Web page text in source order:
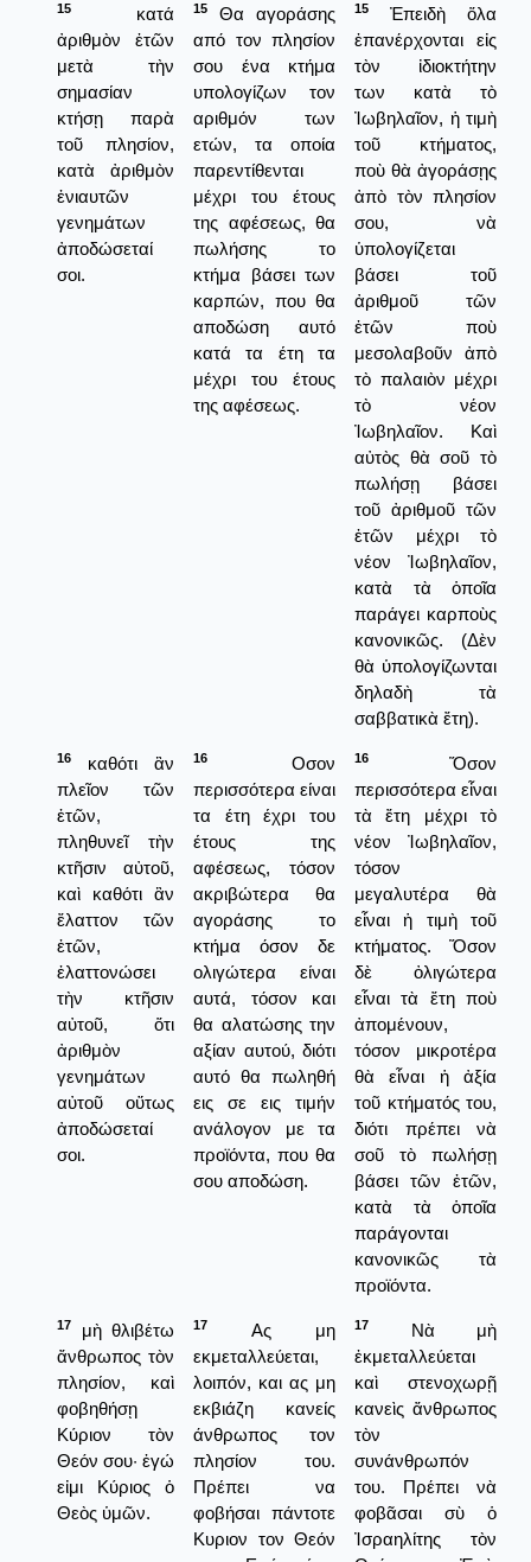
15
κατά
ἀριθμὸν ἐτῶν
μετὰ τὴν
σημασίαν
κτήσῃ παρὰ
τοῦ πλησίον,
κατὰ ἀριθμὸν
ἐνιαυτῶν
γενημάτων
ἀποδώσεταί
σοι.
15
Θα αγοράσης
από τον πλησίον
σου ένα κτήμα
υπολογίζων τον
αριθμόν των
ετών, τα οποία
παρεντίθενται
μέχρι του έτους
της αφέσεως, θα
πωλήσης το
κτήμα βάσει των
καρπών, που θα
αποδώση αυτό
κατά τα έτη τα
μέχρι του έτους
της αφέσεως.
15
Ἐπειδὴ ὅλα
ἐπανέρχονται εἰς
τὸν ἰδιοκτήτην
των κατὰ τὸ
Ἰωβηλαῖον, ἡ τιμὴ
τοῦ κτήματος,
ποὺ θὰ ἀγοράσῃς
ἀπὸ τὸν πλησίον
σου, νὰ
ὑπολογίζεται
βάσει τοῦ
ἀριθμοῦ τῶν
ἐτῶν ποὺ
μεσολαβοῦν ἀπὸ
τὸ παλαιὸν μέχρι
τὸ νέον
Ἰωβηλαῖον. Καὶ
αὐτὸς θὰ σοῦ τὸ
πωλήσῃ βάσει
τοῦ ἀριθμοῦ τῶν
ἐτῶν μέχρι τὸ
νέον Ἰωβηλαῖον,
κατὰ τὰ ὁποῖα
παράγει καρποὺς
κανονικῶς. (Δὲν
θὰ ὑπολογίζωνται
δηλαδὴ τὰ
σαββατικὰ ἔτη).
16
καθότι ἂν
πλεῖον τῶν
ἐτῶν,
πληθυνεῖ τὴν
κτῆσιν αὐτοῦ,
καὶ καθότι ἂν
ἔλαττον τῶν
ἐτῶν,
ἐλαττονώσει
τὴν κτῆσιν
αὐτοῦ, ὅτι
ἀριθμὸν
γενημάτων
αὐτοῦ οὕτως
ἀποδώσεταί
σοι.
16
Οσον
περισσότερα είναι
τα έτη έχρι του
έτους της
αφέσεως, τόσον
ακριβώτερα θα
αγοράσης το
κτήμα όσον δε
ολιγώτερα είναι
αυτά, τόσον και
θα αλατώσης την
αξίαν αυτού, διότι
αυτό θα πωληθή
εις σε εις τιμήν
ανάλογον με τα
προϊόντα, που θα
σου αποδώση.
16
Ὅσον
περισσότερα εἶναι
τὰ ἔτη μέχρι τὸ
νέον Ἰωβηλαῖον,
τόσον
μεγαλυτέρα θὰ
εἶναι ἡ τιμὴ τοῦ
κτήματος. Ὅσον
δὲ ὀλιγώτερα
εἶναι τὰ ἔτη ποὺ
ἀπομένουν,
τόσον μικροτέρα
θὰ εἶναι ἡ ἀξία
τοῦ κτήματός του,
διότι πρέπει νὰ
σοῦ τὸ πωλήσῃ
βάσει τῶν ἐτῶν,
κατὰ τὰ ὁποῖα
παράγονται
κανονικῶς τὰ
προϊόντα.
17
μὴ θλιβέτω
ἄνθρωπος τὸν
πλησίον, καὶ
φοβηθήσῃ
Κύριον τὸν
Θεόν σου· ἐγώ
εἰμι Κύριος ὁ
Θεὸς ὑμῶν.
17
Ας μη
εκμεταλλεύεται,
λοιπόν, και ας μη
εκβιάζη κανείς
άνθρωπος τον
πλησίον του.
Πρέπει να
φοβήσαι πάντοτε
Κυριον τον Θεόν
17
Νὰ μὴ
ἐκμεταλλεύεται
καὶ στενοχωρῇ
κανεὶς ἄνθρωπος
τὸν
συνάνθρωπόν
του. Πρέπει νὰ
φοβᾶσαι σὺ ὁ
Ἰσραηλίτης τὸν